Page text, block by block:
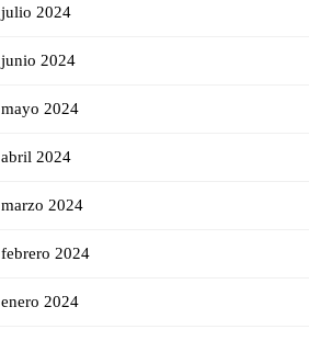
julio 2024
junio 2024
mayo 2024
abril 2024
marzo 2024
febrero 2024
enero 2024